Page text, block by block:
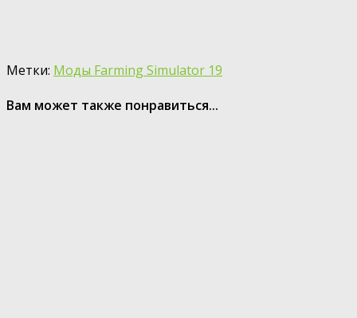
Метки: Моды Farming Simulator 19
Вам может также понравиться...